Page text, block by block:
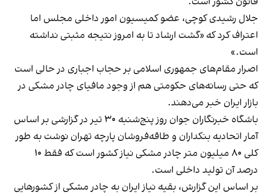
جلال رشیدی‌ کوچی، عضو کمیسیون امور داخلی مجلس اما
اعتراف کرد که «گشت ارشاد تا به امروز نتیجه مثبتی نداشته
است.»
اصرار مقام‌های جمهوری اسلامی بر حجاب اجباری در حالی است
که حتی رسانه‌های حکومتی هم از وجود مافیای چادر مشکی در
بازار ایران خبر می‌دهند.
باشگاه خبرنگاران جوان روز پنج‌شنبه ۳۰ تیر در گزارشی بر اساس
آمار اتحادیه بنکداران و طاقه‌فروشان پارچه تهران نوشت به طور
کلی ۸۰ میلیون متر چادر مشکی نیاز کشور است که فقط ۱۰
درصد آن تولید داخلی است.
بر اساس این گزارش، بقیه نیاز ایران به چادر مشکی از کشورهایی